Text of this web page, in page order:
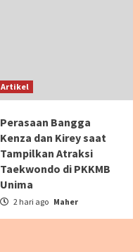
Artikel
Perasaan Bangga
Kenza dan Kirey saat
Tampilkan Atraksi
Taekwondo di PKKMB
Unima
2 hari ago Maher